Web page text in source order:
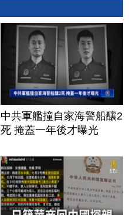
中共軍艦撞自家海警船釀2
死 掩蓋一年後才曝光